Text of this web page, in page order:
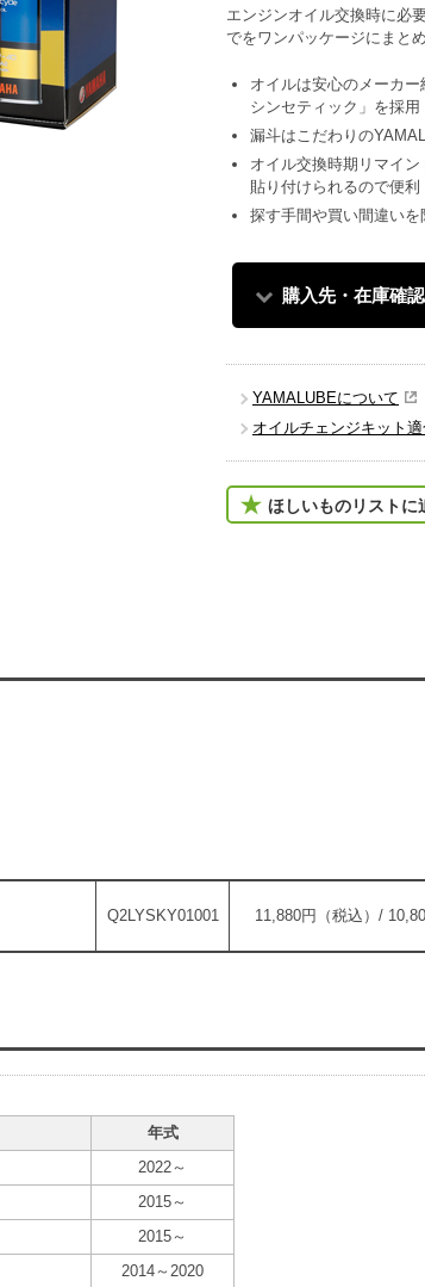
エンジンオイル交換時に必
でをワンパッケージにまと
オイルは安心のメーカ
シンセティック」を採用
漏斗はこだわりの
オイル交換時期リマイ
貼り付けられるので便利
探す手間や買い間違い
購入先・在庫確認
YAMALUBEについて
オイルチェンジキット
ほしいものリストに
Q2LYSKY01001 11,880円（税込）/
年式
2022～
2015～
2015～
2014～2020